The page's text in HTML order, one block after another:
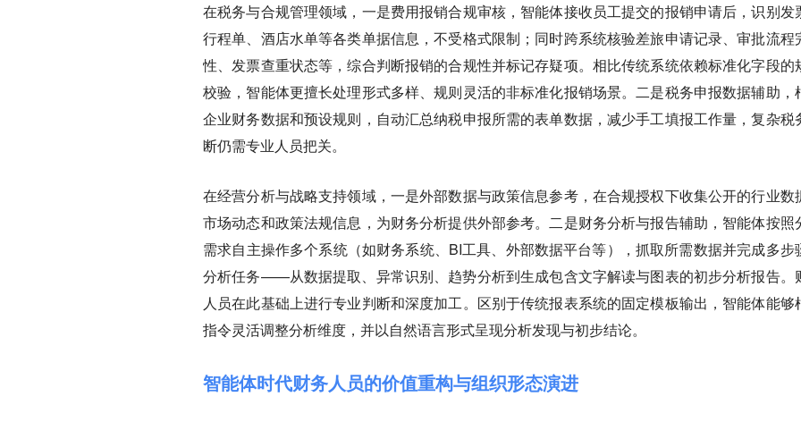
在税务与合规管理领域，一是费用报销合规审核，智能体接收员工提交的报销申请后，识别发
行程单、酒店水单等各类单据信息，不受格式限制；同时跨系统核验差旅申请记录、审批流程
性、发票查重状态等，综合判断报销的合规性并标记存疑项。相比传统系统依赖标准化字段的
校验，智能体更擅长处理形式多样、规则灵活的非标准化报销场景。二是税务申报数据辅助，
企业财务数据和预设规则，自动汇总纳税申报所需的表单数据，减少手工填报工作量，复杂税
断仍需专业人员把关。
在经营分析与战略支持领域，一是外部数据与政策信息参考，在合规授权下收集公开的行业数
市场动态和政策法规信息，为财务分析提供外部参考。二是财务分析与报告辅助，智能体按照
需求自主操作多个系统（如财务系统、BI工具、外部数据平台等），抓取所需数据并完成多步
分析任务——从数据提取、异常识别、趋势分析到生成包含文字解读与图表的初步分析报告。
人员在此基础上进行专业判断和深度加工。区别于传统报表系统的固定模板输出，智能体能够
指令灵活调整分析维度，并以自然语言形式呈现分析发现与初步结论。
智能体时代财务人员的价值重构与组织形态演进